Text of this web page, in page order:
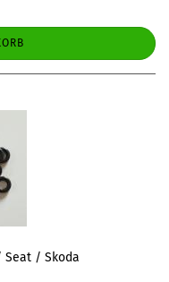
Seat / Skoda